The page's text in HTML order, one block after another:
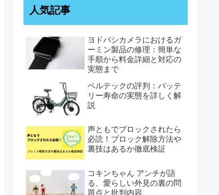
人気記事
ヨドバシカメラにおけるガ
ーミン製品の修理：簡単な
手順から料金詳細と対応の
実態まで
ペルテックの評判：バッテ
リー寿命の実態を詳しく解
説
声ともでブロックされたら
必読！ブロック解除方法や
裏技はあるか徹底検証
コキンちゃん アンチが語
る、愛らしい外見の裏の問
題点と批判内容